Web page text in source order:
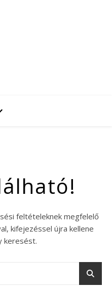
feltételeknek megfelelő
kifejezéssel újra kellene
keresést.